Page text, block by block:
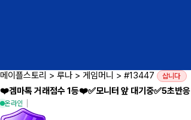
메이플스토리 > 루나 > 게임머니 > #13447 삽니다
❤️겜마톡 거래점수 1등❤️✅모니터 앞 대기중✅5초반응
온라인